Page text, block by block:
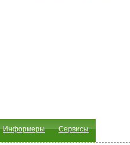
Информеры Сервисы